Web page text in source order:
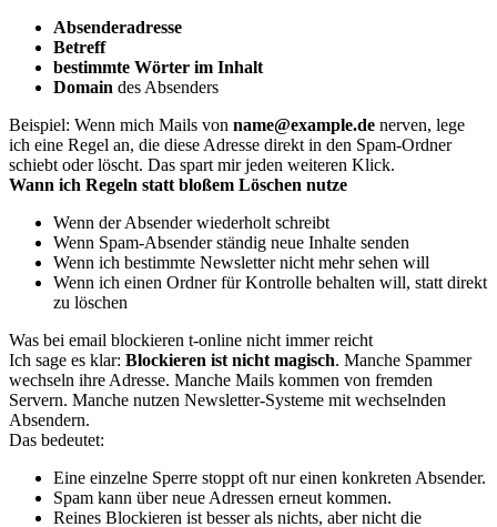
Absenderadresse
Betreff
bestimmte Wörter im Inhalt
Domain des Absenders
Beispiel: Wenn mich Mails von name@example.de nerven, lege
ich eine Regel an, die diese Adresse direkt in den Spam-Ordner
schiebt oder löscht. Das spart mir jeden weiteren Klick.
Wann ich Regeln statt bloßem Löschen nutze
Wenn der Absender wiederholt schreibt
Wenn Spam-Absender ständig neue Inhalte senden
Wenn ich bestimmte Newsletter nicht mehr sehen will
Wenn ich einen Ordner für Kontrolle behalten will, statt direkt
zu löschen
Was bei email blockieren t-online nicht immer reicht
Ich sage es klar: Blockieren ist nicht magisch. Manche Spammer
wechseln ihre Adresse. Manche Mails kommen von fremden
Servern. Manche nutzen Newsletter-Systeme mit wechselnden
Absendern.
Das bedeutet:
Eine einzelne Sperre stoppt oft nur einen konkreten Absender.
Spam kann über neue Adressen erneut kommen.
Reines Blockieren ist besser als nichts, aber nicht die